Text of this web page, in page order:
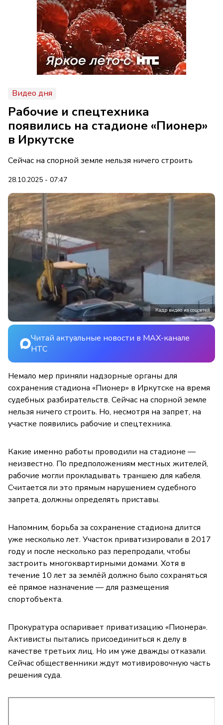
Видео дня
Рабочие и спецтехника
появились на стадионе «Пионер»
в Иркутске
Сейчас на спорной земле нельзя ничего строить
28.10.2025 - 07:47
Кадр видео из соцсетей
Читай актуальные новости в MAX-канале
НТС
Немало мер приняли надзорные органы для
сохранения стадиона «Пионер» в Иркутске на время
судебных разбирательств. Сейчас на спорной земле
нельзя ничего строить. Но, несмотря на запрет, на
участке появились рабочие и спецтехника.
Какие именно работы проводили на стадионе —
неизвестно. По предположениям местных жителей,
рабочие могли прокладывать траншею для кабеля.
Считается ли это прямым нарушением судебного
запрета, должны определять приставы.
Напомним, борьба за сохранение стадиона длится
уже несколько лет. Участок приватизировали в 2017
году и после несколько раз перепродали, чтобы
застроить многоквартирными домами. Хотя в
течение 10 лет за землёй должно было сохраняться
её прямое назначение — для размещения
спортобъекта.
Прокуратура оспаривает приватизацию «Пионера».
Активисты пытались присоединиться к делу в
качестве третьих лиц. Но им уже дважды отказали.
Сейчас общественники ждут мотивировочную часть
решения суда.